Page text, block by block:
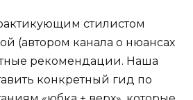
стилистом
(автором канала о нюансах
рекомендации. Наша
конкретный гид по